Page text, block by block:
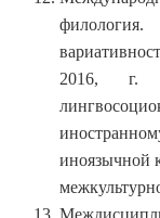
2016, г.
иноязычной